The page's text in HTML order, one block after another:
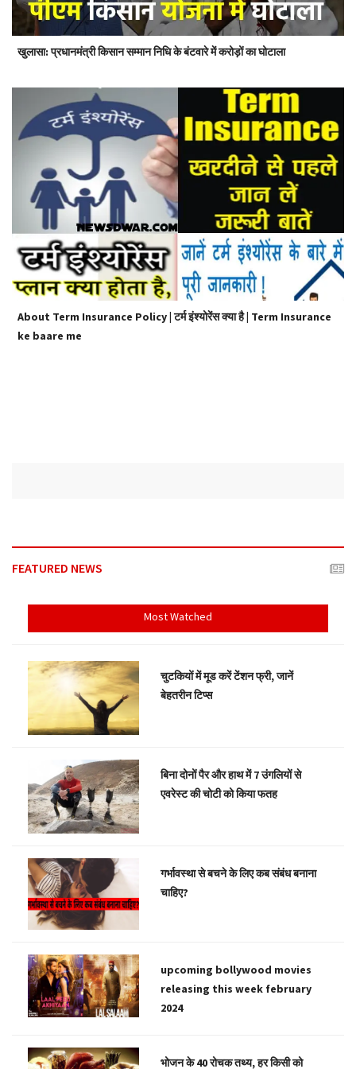
खुलासा: प्रधानमंत्री किसान सम्मान निधि के बंटवारे में करोड़ों का घोटाला
About Term Insurance Policy | टर्म इंश्योरेंस क्या है | Term Insurance
ke baare me
FEATURED NEWS
Most Watched
चुटकियों में मूड करें टेंशन फ्री, जानें
बेहतरीन टिप्स
बिना दोनों पैर और हाथ में 7 उंगलियों से
एवरेस्ट की चोटी को किया फतह
गर्भावस्था से बचने के लिए कब संबंध बनाना
चाहिए?
upcoming bollywood movies
releasing this week february
2024
भोजन के 40 रोचक तथ्य, हर किसी को